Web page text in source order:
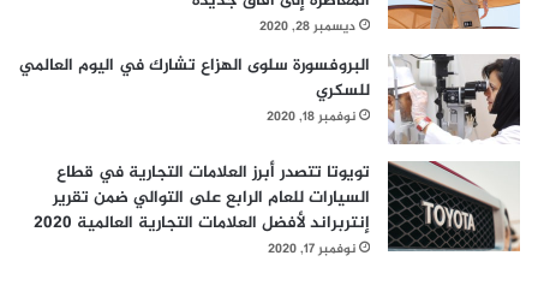
ديسمبر 28, 2020
البروفسورة سلوى الهزاع تشارك في اليوم العالمي
للسكري
نوفمبر 18, 2020
تويوتا تتصدر أبرز العلامات التجارية في قطاع
السيارات للعام الرابع على التوالي ضمن تقرير
إنتربراند لأفضل العلامات التجارية العالمية 2020
نوفمبر 17, 2020